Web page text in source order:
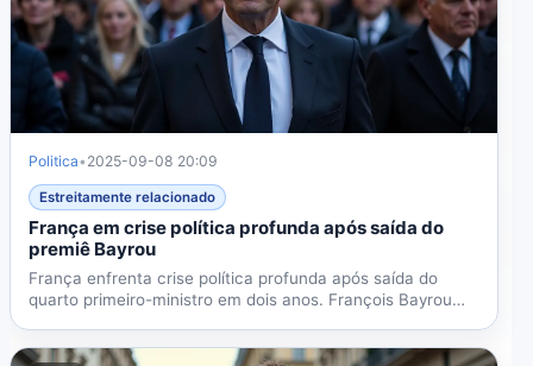
Politica• 2025-09-08 20:09
Estreitamente relacionado
França em crise política profunda após saída do
premiê Bayrou
França enfrenta crise política profunda após saída do
quarto primeiro-ministro em dois anos. François Bayrou